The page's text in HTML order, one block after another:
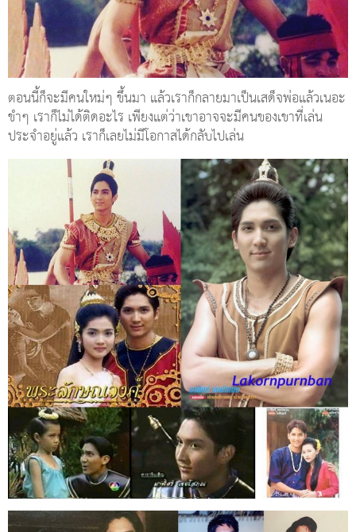
ตอนนี้ก็จะมีคนใหม่ๆ ขึ้นมา แล้วเราก็กลายมาเป็นเสด็จพ่อแล้วเนอะ
ขำๆ เราก็ไม่ได้ติดอะไร เพียงแต่ว่าเขาอาจจะมีคนของเขาที่เล่น
ประจำอยู่แล้ว เราก็เลยไม่มีโอกาสได้กลับไปเล่น